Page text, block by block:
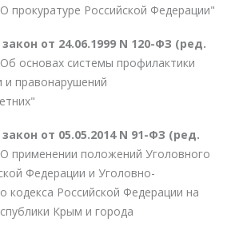
прокуратуре Российской Федерации"
от 24.06.1999 N 120-ФЗ (ред.
основах системы профилактики
и правонарушений
от 05.05.2014 N 91-ФЗ (ред.
применении положений Уголовного
Федерации и Уголовно-
кодекса Российской Федерации на
Крым и города